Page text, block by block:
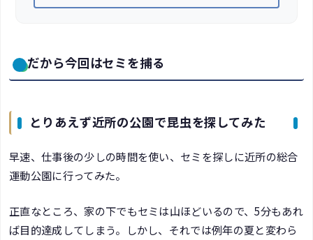
だから今回はセミを捕る
とりあえず近所の公園で昆虫を探してみた
早速、仕事後の少しの時間を使い、セミを探しに近所の総合
運動公園に行ってみた。
正直なところ、家の下でもセミは山ほどいるので、5分もあれ
ば目的達成してしまう。しかし、それでは例年の夏と変わら